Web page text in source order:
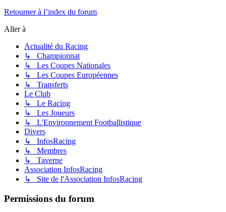
Retourner à l’index du forum
Aller à
Actualité du Racing
↳ Championnat
↳ Les Coupes Nationales
↳ Les Coupes Européennes
↳ Transferts
Le Club
↳ Le Racing
↳ Les Joueurs
↳ L'Environnement Footballistique
Divers
↳ InfosRacing
↳ Membres
↳ Taverne
Association InfosRacing
↳ Site de l'Association InfosRacing
Permissions du forum